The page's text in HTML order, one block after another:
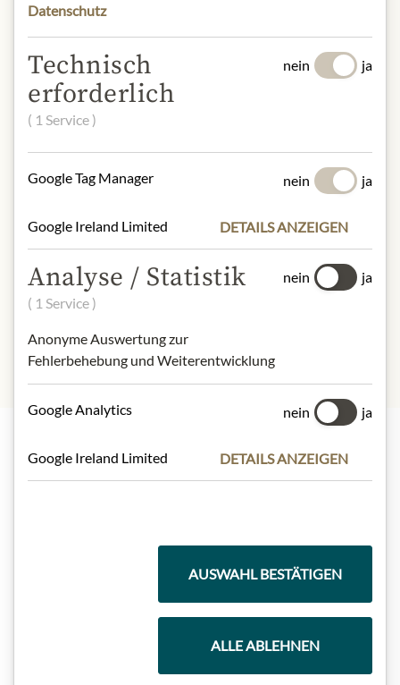
Roh-Rohrzucker braun, Bourbon-
Vanille (15%).
NÄHRWERTE
100 g enthalten im Durchschnitt:
Fett:0 g
Kohlenhydrate:
- davon Zucker:100 g
Ballaststoffe:
Eiweiß: 0 g
Salz:
Highlights aus unserem Sortiment
Datenschutz
Technisch
erforderlich
( 1 Service )
nein ja
Google Tag Manager nein ja
Google Ireland Limited DETAILS ANZEIGEN
Analyse / Statistik
( 1 Service )
Anonyme Auswertung zur
Fehlerbehebung und Weiterentwicklung
nein ja
Google Analytics nein ja
Google Ireland Limited DETAILS ANZEIGEN
AUSWAHL BESTÄTIGEN
ALLE ABLEHNEN